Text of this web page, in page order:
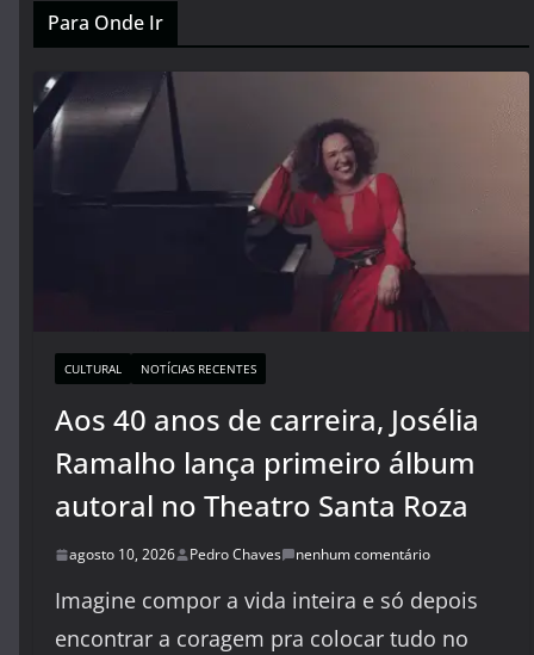
Para Onde Ir
CULTURAL NOTÍCIAS RECENTES
Aos 40 anos de carreira, Josélia
Ramalho lança primeiro álbum
autoral no Theatro Santa Roza
agosto 10, 2026 Pedro Chaves nenhum comentário
Imagine compor a vida inteira e só depois
encontrar a coragem pra colocar tudo no